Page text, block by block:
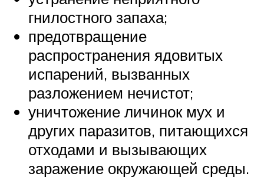
гнилостного запаха;
предотвращение
распространения ядовитых
испарений, вызванных
разложением нечистот;
уничтожение личинок мух и
других паразитов, питающихся
отходами и вызывающих
заражение окружающей среды.